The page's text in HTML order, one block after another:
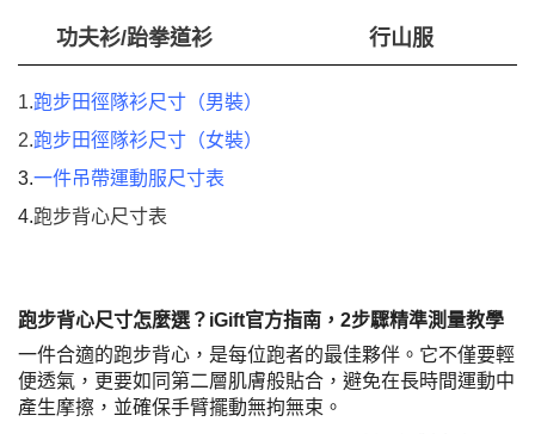
功夫衫/跆拳道衫 行山服
1.跑步田徑隊衫尺寸（男裝）
2.跑步田徑隊衫尺寸（女裝）
3.一件吊帶運動服尺寸表
4.跑步背心尺寸表
跑步背心尺寸怎麼選？iGift官方指南，2步驟精準測量教學
一件合適的跑步背心，是每位跑者的最佳夥伴。它不僅要輕
便透氣，更要如同第二層肌膚般貼合，避免在長時間運動中
產生摩擦，並確保手臂擺動無拘無束。